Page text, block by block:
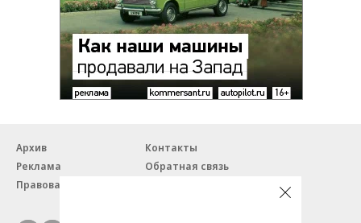
Архив
Контакты
Реклама
Обратная связь
Правовая информация